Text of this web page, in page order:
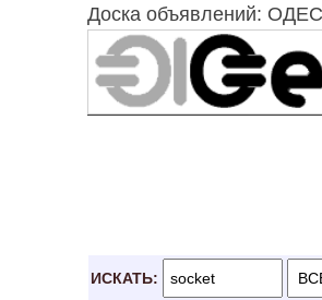
Доска объявлений:
ИСКАТЬ: